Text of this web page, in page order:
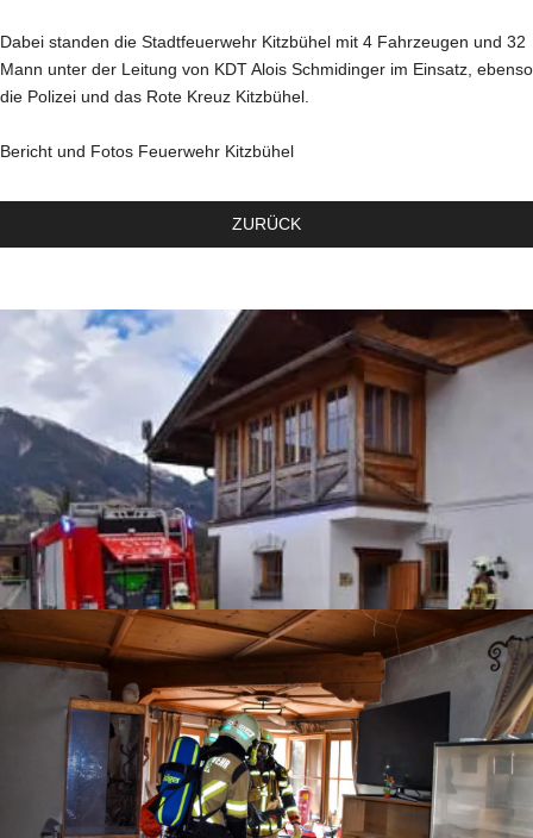
Dabei standen die Stadtfeuerwehr Kitzbühel mit 4 Fahrzeugen und 32
Mann unter der Leitung von KDT Alois Schmidinger im Einsatz, ebenso
die Polizei und das Rote Kreuz Kitzbühel.
Bericht und Fotos Feuerwehr Kitzbühel
ZURÜCK